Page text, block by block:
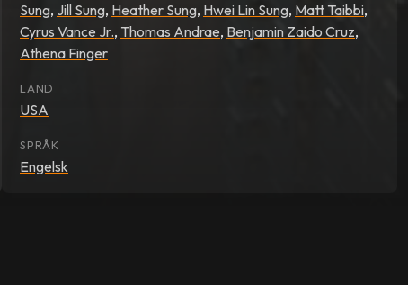
Sung, Jill Sung, Heather Sung, Hwei Lin Sung, Matt Taibbi,
Cyrus Vance Jr., Thomas Andrae, Benjamin Zaido Cruz,
Athena Finger
LAND
USA
SPRÅK
Engelsk